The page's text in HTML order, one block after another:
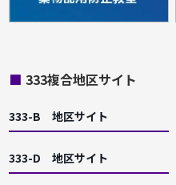
■ 333複合地区サイト
333-B 地区サイト
333-D 地区サイト